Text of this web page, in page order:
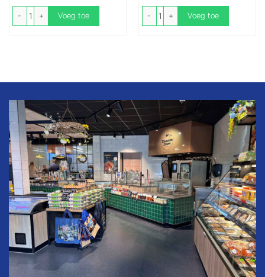
Lamskoteletten naturel aantal
Voeg toe Hertenbiefstuk aantal
Voeg toe